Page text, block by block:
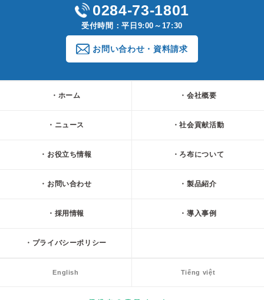
0284-73-1801
受付時間：平日9:00～17:30
お問い合わせ・資料請求
ホーム 会社概要
ニュース 社会貢献活動
お役立ち情報 ろ布について
お問い合わせ 製品紹介
採用情報 導入事例
プライバシーポリシー
English Tiếng việt